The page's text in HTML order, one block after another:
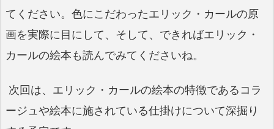
てください。色にこだわったエリック・カールの原
画を実際に目にして、そして、できればエリック・
カールの絵本も読んでみてくださいね。
次回は、エリック・カールの絵本の特徴であるコラ
ージュや絵本に施されている仕掛けについて深掘り